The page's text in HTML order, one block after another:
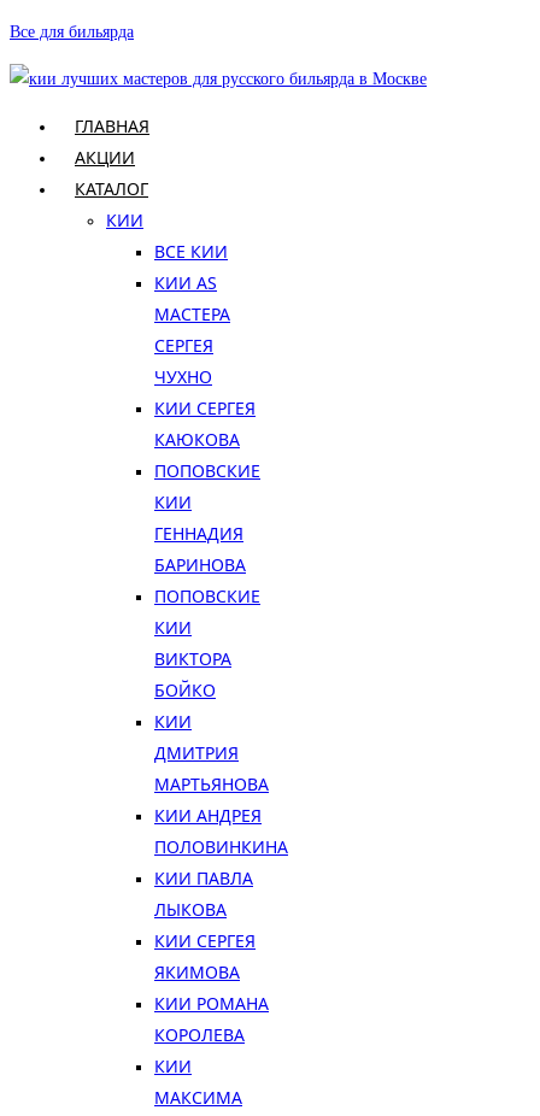
Перейти
к
содержимому
Все для бильярда
ГЛАВНАЯ
АКЦИИ
КАТАЛОГ
КИИ
ВСЕ КИИ
КИИ AS
МАСТЕРА
СЕРГЕЯ
ЧУХНО
КИИ СЕРГЕЯ
КАЮКОВА
ПОПОВСКИЕ
КИИ
ГЕННАДИЯ
БАРИНОВА
ПОПОВСКИЕ
КИИ
ВИКТОРА
БОЙКО
КИИ
ДМИТРИЯ
МАРТЬЯНОВА
КИИ АНДРЕЯ
ПОЛОВИНКИНА
КИИ ПАВЛА
ЛЫКОВА
КИИ СЕРГЕЯ
ЯКИМОВА
КИИ РОМАНА
КОРОЛЕВА
КИИ
МАКСИМА